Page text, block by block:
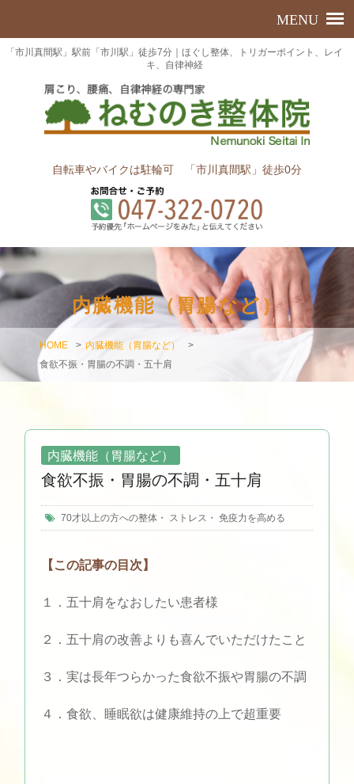
「市川真間駅」駅前「市川駅」徒歩7分｜ほぐし整体、トリガーポイント、レイ
キ、自律神経
自転車やバイクは駐輪可 「市川真間駅」徒歩0分
内臓機能（胃腸など）
HOME > 内臓機能（胃腸など）
>
食欲不振・胃腸の不調・五十肩
内臓機能（胃腸など）
食欲不振・胃腸の不調・五十肩
70才以上の方への整体 ・ ストレス ・免疫力を高める
【この記事の目次】
１．五十肩をなおしたい患者様
２．五十肩の改善よりも喜んでいただけたこと
３．実は長年つらかった食欲不振や胃腸の不調
４．食欲、睡眠欲は健康維持の上で超重要